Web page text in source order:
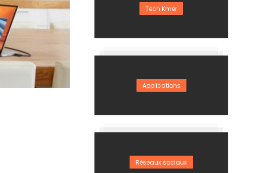
Tech Kmer
Applications
Réseaux sociaux